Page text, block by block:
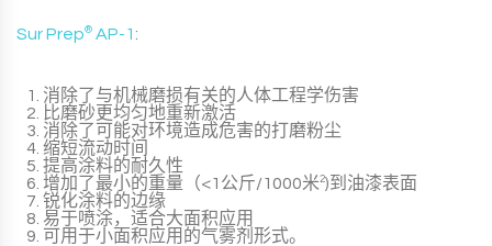
Sur Prep® AP-1:
消除了与机械磨损有关的人体工程学伤害
比磨砂更均匀地重新激活
消除了可能对环境造成危害的打磨粉尘
缩短流动时间
提高涂料的耐久性
增加了最小的重量（<1公斤/1000米2)到油漆表面
锐化涂料的边缘
易于喷涂，适合大面积应用
可用于小面积应用的气雾剂形式。